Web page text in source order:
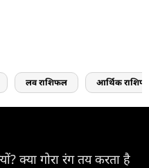
लव राशिफल आर्थिक
क्या गोरा रंग तय करता है